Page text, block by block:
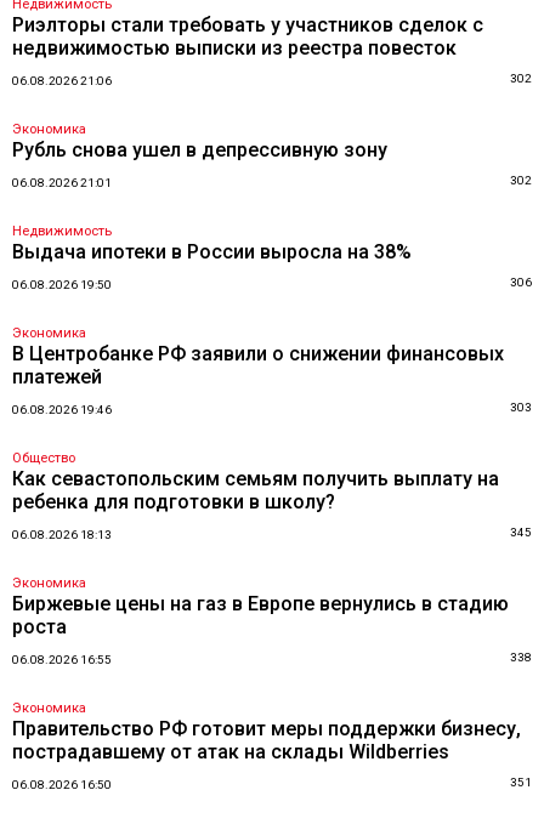
Недвижимость
Риэлторы стали требовать у участников сделок с
недвижимостью выписки из реестра повесток
06.08.2026 21:06 302
Экономика
Рубль снова ушел в депрессивную зону
06.08.2026 21:01 302
Недвижимость
Выдача ипотеки в России выросла на 38%
06.08.2026 19:50 306
Экономика
В Центробанке РФ заявили о снижении финансовых
платежей
06.08.2026 19:46 303
Общество
Как севастопольским семьям получить выплату на
ребенка для подготовки в школу?
06.08.2026 18:13 345
Экономика
Биржевые цены на газ в Европе вернулись в стадию
роста
06.08.2026 16:55 338
Экономика
Правительство РФ готовит меры поддержки бизнесу,
пострадавшему от атак на склады Wildberries
06.08.2026 16:50 351